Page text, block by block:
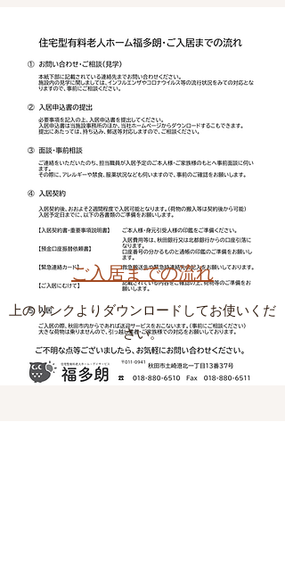
ご入居までの流れ
上のリンクよりダウンロードしてお使いくだ
さい。